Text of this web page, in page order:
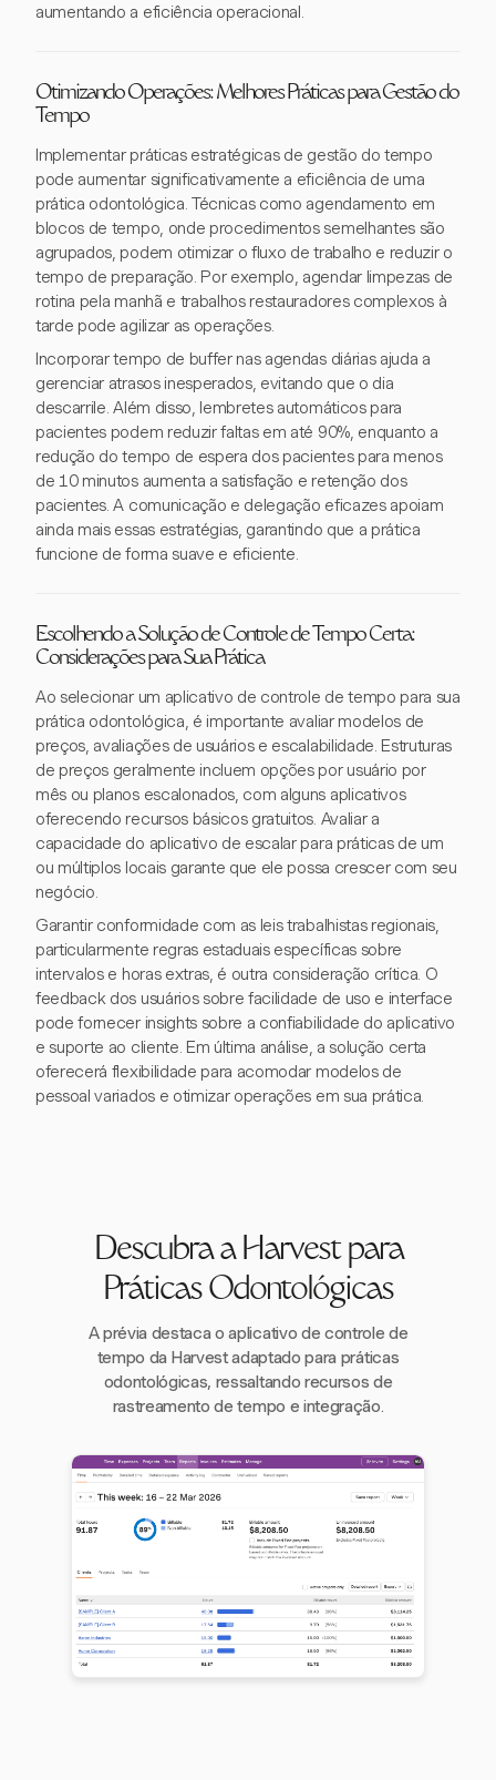
aumentando a eficiência operacional.
Otimizando Operações: Melhores Práticas para Gestão do
Tempo
Implementar práticas estratégicas de gestão do tempo
pode aumentar significativamente a eficiência de uma
prática odontológica. Técnicas como agendamento em
blocos de tempo, onde procedimentos semelhantes são
agrupados, podem otimizar o fluxo de trabalho e reduzir o
tempo de preparação. Por exemplo, agendar limpezas de
rotina pela manhã e trabalhos restauradores complexos à
tarde pode agilizar as operações.
Incorporar tempo de buffer nas agendas diárias ajuda a
gerenciar atrasos inesperados, evitando que o dia
descarrile. Além disso, lembretes automáticos para
pacientes podem reduzir faltas em até 90%, enquanto a
redução do tempo de espera dos pacientes para menos
de 10 minutos aumenta a satisfação e retenção dos
pacientes. A comunicação e delegação eficazes apoiam
ainda mais essas estratégias, garantindo que a prática
funcione de forma suave e eficiente.
Escolhendo a Solução de Controle de Tempo Certa:
Considerações para Sua Prática
Ao selecionar um aplicativo de controle de tempo para sua
prática odontológica, é importante avaliar modelos de
preços, avaliações de usuários e escalabilidade. Estruturas
de preços geralmente incluem opções por usuário por
mês ou planos escalonados, com alguns aplicativos
oferecendo recursos básicos gratuitos. Avaliar a
capacidade do aplicativo de escalar para práticas de um
ou múltiplos locais garante que ele possa crescer com seu
negócio.
Garantir conformidade com as leis trabalhistas regionais,
particularmente regras estaduais específicas sobre
intervalos e horas extras, é outra consideração crítica. O
feedback dos usuários sobre facilidade de uso e interface
pode fornecer insights sobre a confiabilidade do aplicativo
e suporte ao cliente. Em última análise, a solução certa
oferecerá flexibilidade para acomodar modelos de
pessoal variados e otimizar operações em sua prática.
Descubra a Harvest para
Práticas Odontológicas
A prévia destaca o aplicativo de controle de
tempo da Harvest adaptado para práticas
odontológicas, ressaltando recursos de
rastreamento de tempo e integração.